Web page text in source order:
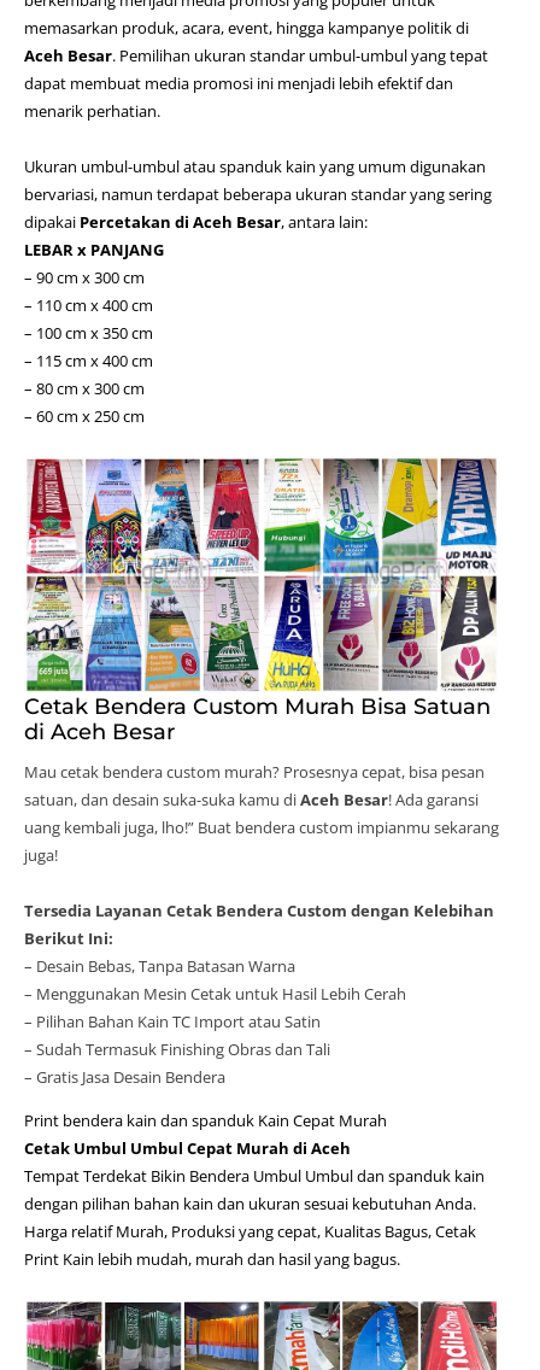
memasarkan produk, acara, event, hingga kampanye politik di
Aceh Besar. Pemilihan ukuran standar umbul-umbul yang tepat
dapat membuat media promosi ini menjadi lebih efektif dan
menarik perhatian.
Ukuran umbul-umbul atau spanduk kain yang umum digunakan
bervariasi, namun terdapat beberapa ukuran standar yang sering
dipakai Percetakan di Aceh Besar, antara lain:
LEBAR x PANJANG
– 90 cm x 300 cm
– 110 cm x 400 cm
– 100 cm x 350 cm
– 115 cm x 400 cm
– 80 cm x 300 cm
– 60 cm x 250 cm
Cetak Bendera Custom Murah Bisa Satuan
di Aceh Besar
Mau cetak bendera custom murah? Prosesnya cepat, bisa pesan
satuan, dan desain suka-suka kamu diAceh Besar! Ada garansi
uang kembali juga, lho!” Buat bendera custom impianmu sekarang
juga!
Tersedia Layanan Cetak Bendera Custom dengan Kelebihan
Berikut Ini:
– Desain Bebas, Tanpa Batasan Warna
– Menggunakan Mesin Cetak untuk Hasil Lebih Cerah
– Pilihan Bahan Kain TC Import atau Satin
– Sudah Termasuk Finishing Obras dan Tali
– Gratis Jasa Desain Bendera
Print bendera kain dan spanduk Kain Cepat Murah
Cetak Umbul Umbul Cepat Murah di Aceh
Tempat Terdekat Bikin Bendera Umbul Umbul dan spanduk kain
dengan pilihan bahan kain dan ukuran sesuai kebutuhan Anda.
Harga relatif Murah, Produksi yang cepat, Kualitas Bagus, Cetak
Print Kain lebih mudah, murah dan hasil yang bagus.